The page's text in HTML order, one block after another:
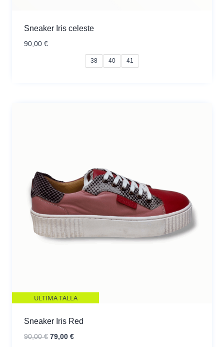
Sneaker Iris celeste
90,00 €
38 40 41
ULTIMA TALLA
Sneaker Iris Red
90,00€ El
79,00 €El